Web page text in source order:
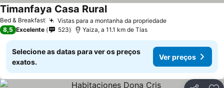
Bed & Breakfast Vistas para a montanha da propriedadeVer preços
Timanfaya Casa RuralVer preços
8,5 Excelente 523 Yaiza, a 11.1 km de Tías
Selecione as datas para ver os preços
exatos.
Ver preços